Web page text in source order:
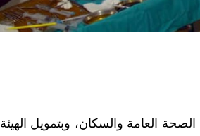
العامة والسكان، وبتمويل الهيئة